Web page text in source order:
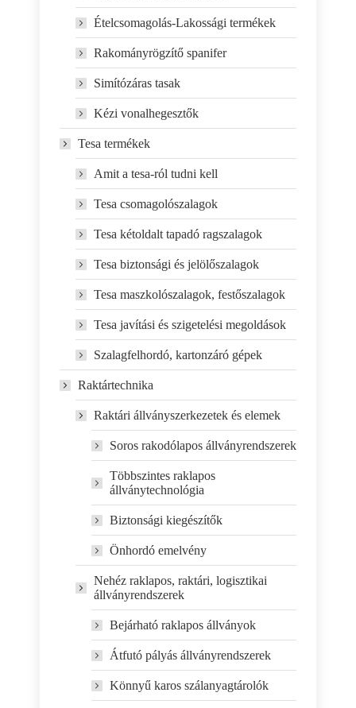
Ételcsomagolás-Lakossági termékek
Rakományrögzítő spanifer
Simítózáras tasak
Kézi vonalhegesztők
Tesa termékek
Amit a tesa-ról tudni kell
Tesa csomagolószalagok
Tesa kétoldalt tapadó ragszalagok
Tesa biztonsági és jelölőszalagok
Tesa maszkolószalagok, festőszalagok
Tesa javítási és szigetelési megoldások
Szalagfelhordó, kartonzáró gépek
Raktártechnika
Raktári állványszerkezetek és elemek
Soros rakodólapos állványrendszerek
Többszintes raklapos
állványtechnológia
Biztonsági kiegészítők
Önhordó emelvény
Nehéz raklapos, raktári, logisztikai
állványrendszerek
Bejárható raklapos állványok
Átfutó pályás állványrendszerek
Könnyű karos szálanyagtárolók